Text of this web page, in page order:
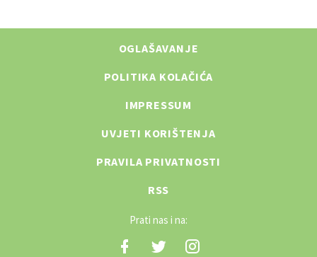
OGLAŠAVANJE
POLITIKA KOLAČIĆA
IMPRESSUM
UVJETI KORIŠTENJA
PRAVILA PRIVATNOSTI
RSS
Prati nas i na: